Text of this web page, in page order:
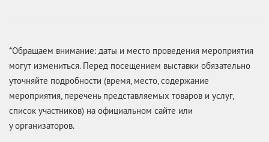
*Обращаем внимание: даты и место проведения мероприятия
могут измениться. Перед посещением выставки обязательно
уточняйте подробности (время, место, содержание
мероприятия, перечень представляемых товаров и услуг,
список участников) на официальном сайте или
у организаторов.